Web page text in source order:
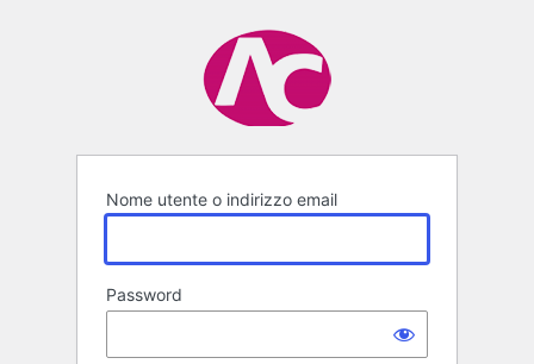
Nome utente o indirizzo email
Password